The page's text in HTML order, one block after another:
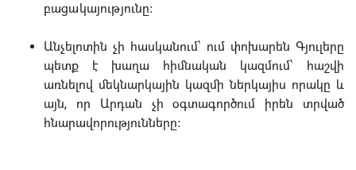
բացակայությունը։
Անչելոտին չի հասկանում՝ ում փոխարեն Գյուլերը
պետք է խաղա հիմնական կազմում՝ հաշվի
առնելով մեկնարկային կազմի ներկայիս որակը և
այն, որ Արդան չի օգտագործում իրեն տրված
հնարավորությունները։